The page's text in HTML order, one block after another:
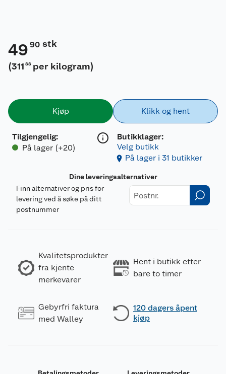
49 90 stk
(311 88 per kilogram)
Kjøp
Tilgjengelig:
På lager (+20)
Klikk og hent
Butikklager:
Velg butikk
På lager i 31 butikker
Dine leveringsalternativer
Finn alternativer og pris for
levering ved å søke på ditt
postnummer
Kvalitetsprodukter
fra kjente
merkevarer
Hent i butikk etter
bare to timer
Gebyrfri faktura
med Walley
120 dagers åpent
kjøp